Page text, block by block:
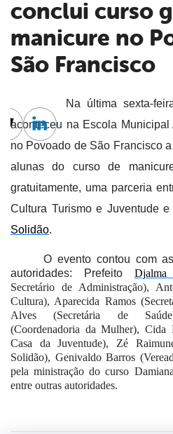
conclui curso
manicure no
São Francisco
Na última sexta-
aconteceu na Escola
no Povoado de São Francisco
alunas do curso de
gratuitamente, uma parceria
Cultura Turismo e Juventude e
Solidão.
O evento contou com as
autoridades: Prefeito
Secretário de Administração),
Cultura), Aparecida Ramos
Alves (Secretária de
(Coordenadoria da Mulher), Cida
Casa da Juventude), Zé
Solidão), Genivaldo Barros
pela ministração do curso
entre outras autoridades.
Twitter
Linkedin